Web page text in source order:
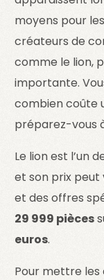
moyens pour
créateurs de
comme le lion,
importante.
combien coûte
préparez-vous
Le lion est l’un
et son prix
et des offres
29 999 pièces
euros.
Pour mettre les